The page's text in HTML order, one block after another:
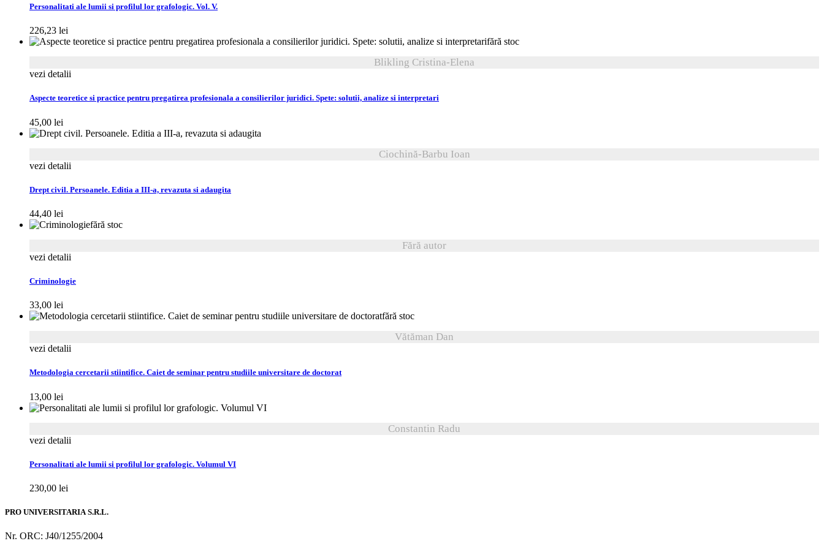
Personalitati ale lumii si profilul lor grafologic. Vol. V.
226,23 lei
fără stoc
Blikling Cristina-Elena
vezi detalii
Aspecte teoretice si practice pentru pregatirea profesionala a consilierilor juridici. Spete: solutii, analize si interpretari
45,00 lei
Ciochină-Barbu Ioan
vezi detalii
Drept civil. Persoanele. Editia a III-a, revazuta si adaugita
44,40 lei
fără stoc
Fără autor
vezi detalii
Criminologie
33,00 lei
fără stoc
Vătăman Dan
vezi detalii
Metodologia cercetarii stiintifice. Caiet de seminar pentru studiile universitare de doctorat
13,00 lei
Constantin Radu
vezi detalii
Personalitati ale lumii si profilul lor grafologic. Volumul VI
230,00 lei
PRO UNIVERSITARIA S.R.L.
Nr. ORC: J40/1255/2004